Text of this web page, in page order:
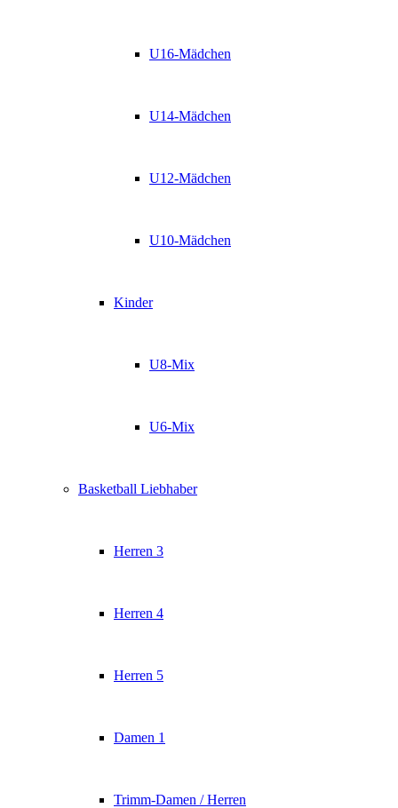
U16-Mädchen
U14-Mädchen
U12-Mädchen
U10-Mädchen
Kinder
U8-Mix
U6-Mix
Basketball Liebhaber
Herren 3
Herren 4
Herren 5
Damen 1
Trimm-Damen / Herren